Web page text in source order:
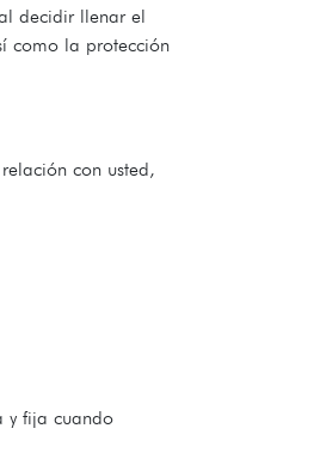
decidir llenar el
como la protección
con usted,
y fija cuando